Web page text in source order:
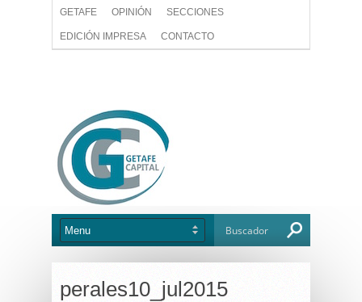
GETAFE OPINIÓN SECCIONES
EDICIÓN IMPRESA CONTACTO
perales10_jul2015